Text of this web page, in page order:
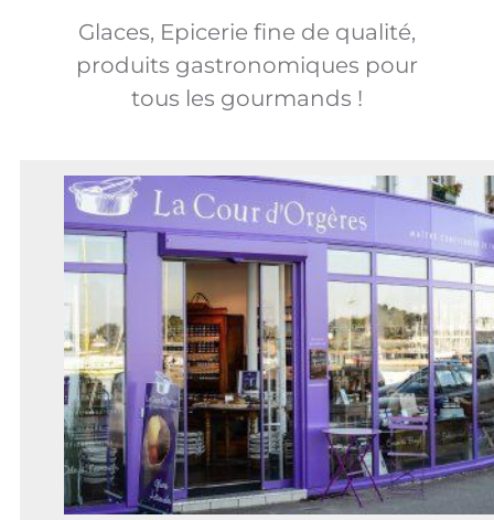
Glaces, Epicerie fine de qualité,
produits gastronomiques pour
tous les gourmands !